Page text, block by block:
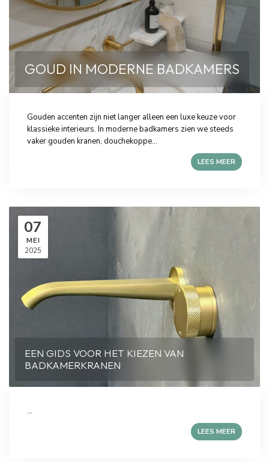
GOUD IN MODERNE BADKAMERS
Gouden accenten zijn niet langer alleen een luxe keuze voor
klassieke interieurs. In moderne badkamers zien we steeds
vaker gouden kranen, douchekoppe...
LEES MEER
07
MEI
2025
EEN GIDS VOOR HET KIEZEN VAN
BADKAMERKRANEN
...
LEES MEER